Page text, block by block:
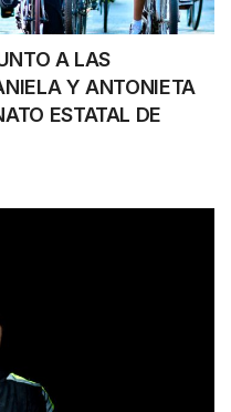
A LAS
Y ANTONIETA
ESTATAL DE